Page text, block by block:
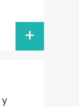
+
y